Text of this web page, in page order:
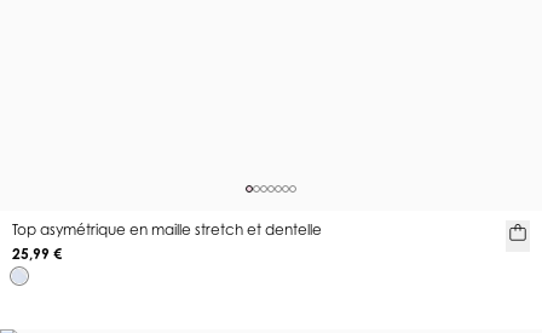
Top asymétrique en maille stretch et dentelle
25,99 €